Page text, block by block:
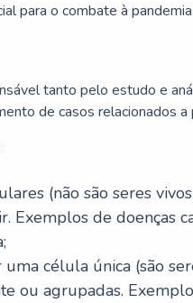
para o combate à pandemia.
tanto pelo estudo e
de casos relacionados a
(não são seres
Exemplos de doenças
célula única (são
ou agrupadas.